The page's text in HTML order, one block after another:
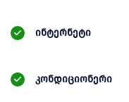
ინტერნეტი
კონდიციონერი